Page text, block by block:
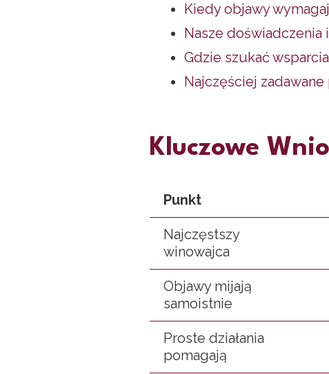
Kiedy objawy
Nasze doświadczenia
Gdzie szukać
Najczęściej zadawane
Kluczowe
Punkt
Najczęstszy
winowajca
Objawy mijają
samoistnie
Proste działania
pomagają